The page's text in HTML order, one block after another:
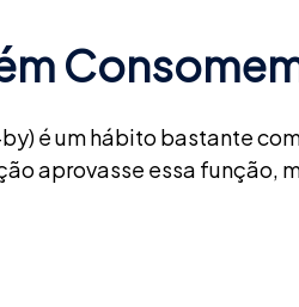
é um hábito bastante
aprovasse essa função,